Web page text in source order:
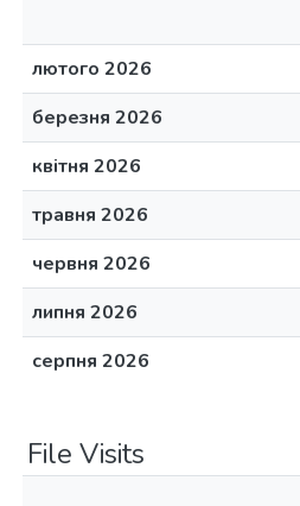
лютого 2026
березня 2026
квітня 2026
травня 2026
червня 2026
липня 2026
серпня 2026
File Visits